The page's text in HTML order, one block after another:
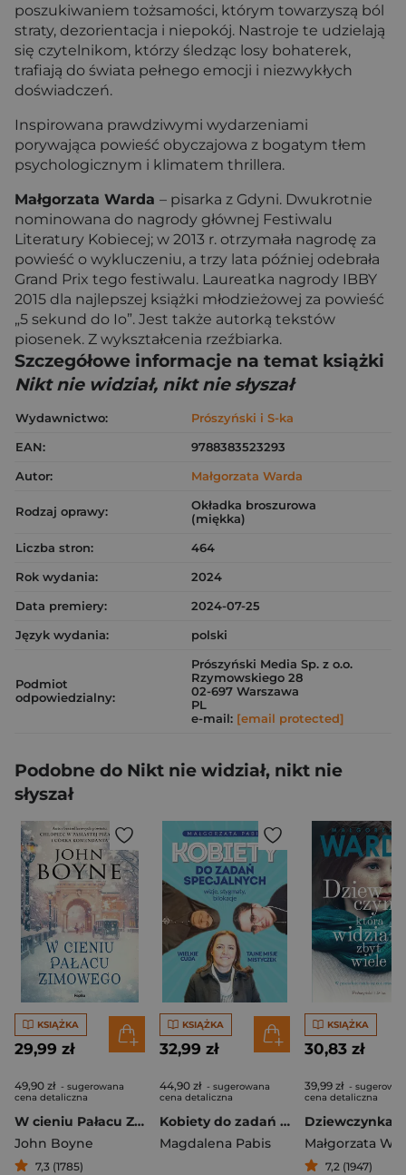
poszukiwaniem tożsamości, którym towarzyszą ból
straty, dezorientacja i niepokój. Nastroje te udzielają
się czytelnikom, którzy śledząc losy bohaterek,
trafiają do świata pełnego emocji i niezwykłych
doświadczeń.
Inspirowana prawdziwymi wydarzeniami
porywająca powieść obyczajowa z bogatym tłem
psychologicznym i klimatem thrillera.
Małgorzata Warda – pisarka z Gdyni. Dwukrotnie
nominowana do nagrody głównej Festiwalu
Literatury Kobiecej; w 2013 r. otrzymała nagrodę za
powieść o wykluczeniu, a trzy lata później odebrała
Grand Prix tego festiwalu. Laureatka nagrody IBBY
2015 dla najlepszej książki młodzieżowej za powieść
„5 sekund do Io”. Jest także autorką tekstów
piosenek. Z wykształcenia rzeźbiarka.
Szczegółowe informacje na temat książki
Nikt nie widział, nikt nie słyszał
Wydawnictwo:
Prószyński i S-ka
EAN:
9788383523293
Autor:
Małgorzata Warda
Rodzaj oprawy:
Okładka broszurowa
(miękka)
Liczba stron:
464
Rok wydania:
2024
Data premiery:
2024-07-25
Język wydania:
polski
Podmiot
odpowiedzialny:
Prószyński Media Sp. z o.o.
Rzymowskiego 28
02-697 Warszawa
PL
e-mail: [email protected]
Podobne do Nikt nie widział, nikt nie
słyszał
KSIĄŻKA
29,99 zł
49,90 zł - sugerowana
cena detaliczna
W cieniu Pałacu Zimowego
John Boyne
7,3 (1785)
KSIĄŻKA
32,99 zł
44,90 zł - sugerowana
cena detaliczna
Kobiety do zadań specjalnych
Magdalena Pabis
KSIĄŻKA
30,83 zł
39,99 zł -
cena detaliczna
Małgorzata
7,2 (1947)